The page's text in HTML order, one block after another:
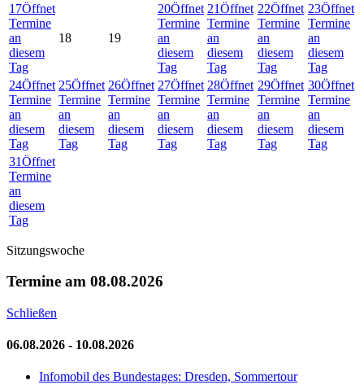
17Öffnet
Termine
an
diesem
Tag
18 19
20Öffnet
Termine
an
diesem
Tag
21Öffnet
Termine
an
diesem
Tag
22Öffnet
Termine
an
diesem
Tag
23Öffnet
Termine
an
diesem
Tag
24Öffnet
Termine
an
diesem
Tag
25Öffnet
Termine
an
diesem
Tag
26Öffnet
Termine
an
diesem
Tag
27Öffnet
Termine
an
diesem
Tag
28Öffnet
Termine
an
diesem
Tag
29Öffnet
Termine
an
diesem
Tag
30Öffnet
Termine
an
diesem
Tag
31Öffnet
Termine
an
diesem
Tag
Sitzungswoche
Termine am 08.08.2026
Schließen
06.08.2026 - 10.08.2026
Infomobil des Bundestages: Dresden, Sommertour